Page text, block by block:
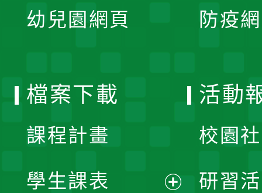
幼兒園網頁 防疫
檔案下載
課程計畫
學生課表
活動
校園
研習